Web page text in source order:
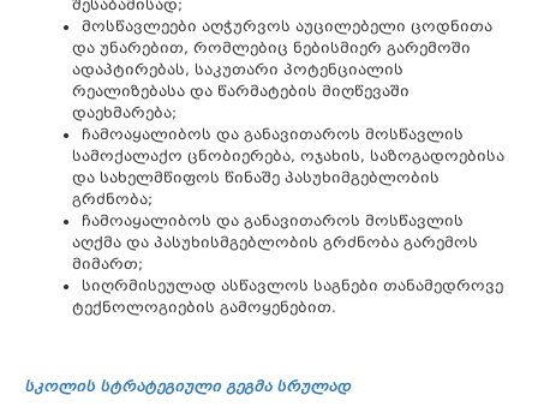
შესაბამისად;
მოსწავლეები აღჭურვოს აუცილებელი ცოდნითა
და უნარებით, რომლებიც ნებისმიერ გარემოში
ადაპტირებას, საკუთარი პოტენციალის
რეალიზებასა და წარმატების მიღწევაში
დაეხმარება;
ჩამოაყალიბოს და განავითაროს მოსწავლის
სამოქალაქო ცნობიერება, ოჯახის, საზოგადოებისა
და სახელმწიფოს წინაშე პასუხიმგებლობის
გრძნობა;
ჩამოაყალიბოს და განავითაროს მოსწავლის
აღქმა და პასუხისმგებლობის გრძნობა გარემოს
მიმართ;
სიღრმისეულად ასწავლოს საგნები თანამედროვე
ტექნოლოგიების გამოყენებით.
სკოლის სტრატეგიული გეგმა სრულად